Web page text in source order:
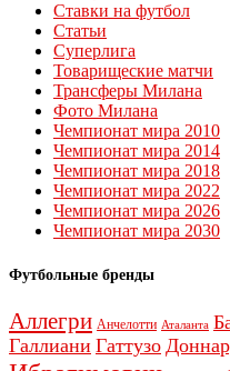
Ставки на футбол
Статьи
Суперлига
Товарищеские матчи
Трансферы Милана
Фото Милана
Чемпионат мира 2010
Чемпионат мира 2014
Чемпионат мира 2018
Чемпионат мира 2022
Чемпионат мира 2026
Чемпионат мира 2030
Футбольные бренды
Аллегри Анчелотти Аталанта
Галлиани Гаттузо